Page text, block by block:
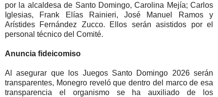
por la alcaldesa de Santo Domingo, Carolina Mejía; Carlos
Iglesias, Frank Elías Rainieri, José Manuel Ramos y
Arístides Fernández Zucco. Ellos serán asistidos por el
personal técnico del Comité.
Anuncia fideicomiso
Al asegurar que los Juegos Santo Domingo 2026 serán
transparentes, Monegro reveló que dentro del marco de esa
transparencia el organismo se ha auxiliado de los